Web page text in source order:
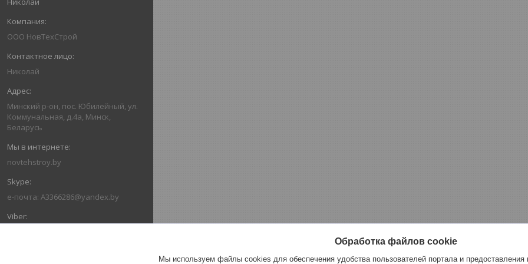
ООО НовТехСтрой
Николай
Минский р-он, пос. Юбилейный, ул.
Коммунальная, д.4а, Минск,
Беларусь
novtehstroy.by
e-почта: A3366286@yandex.by
Обработка файлов cookie
Мы используем файлы cookies для обеспечения удобства пользователей портала и предоставления